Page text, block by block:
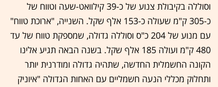
וסוללה בקיבולת צנוע של כ-39 קילוואט-שעה וטווח של
כ-305 ק"מ שעולה כ-153 אלף שקל. השנייה, "ארוכת טווח"
עם מנוע של 204 כ"ס וסוללה גדולה, שמספקת טווח של עד
480 ק"מ ועולה 185 אלף שקל. בשנה הבאה תגיע אלינו
הקונה החשמלית החדשה, שתהיה גדולה ומודרנית יותר
ותחלוק מכללי הנעה חשמליים עם האחות הגדולה "איוניק